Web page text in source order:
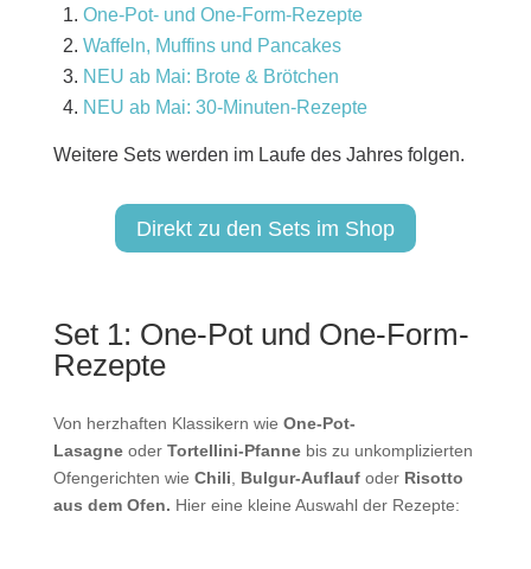
One-Pot- und One-Form-Rezepte
Waffeln, Muffins und Pancakes
NEU ab Mai: Brote & Brötchen
NEU ab Mai: 30-Minuten-Rezepte
Weitere Sets werden im Laufe des Jahres folgen.
Direkt zu den Sets im Shop
Set 1: One-Pot und One-Form-
Rezepte
Von herzhaften Klassikern wie One-Pot-
Lasagneoder Tortellini-Pfannebis zu unkomplizierten
Ofengerichten wie Chili Bulgur-Auflaufoder Risotto
aus dem Ofen. Hier eine kleine Auswahl der Rezepte: